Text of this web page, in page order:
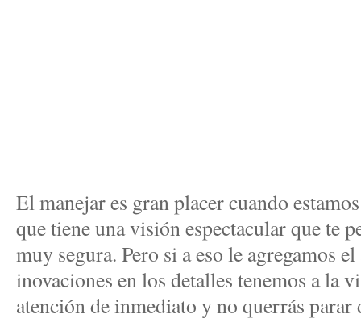
El manejar es gran placer cuando
que tiene una visión espectacular que te
muy segura. Pero si a eso le agregamos
inovaciones en los detalles tenemos a la
atención de inmediato y no querrás parar